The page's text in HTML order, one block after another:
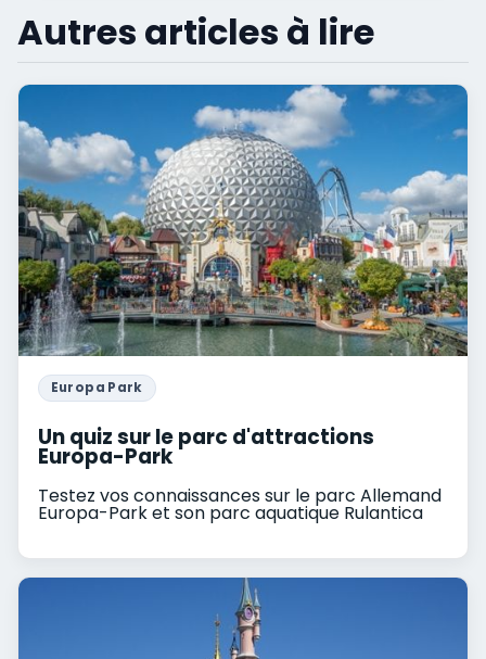
Autres articles à lire
Europa Park
Un quiz sur le parc d'attractions
Europa-Park
Testez vos connaissances sur le parc Allemand
Europa-Park et son parc aquatique Rulantica